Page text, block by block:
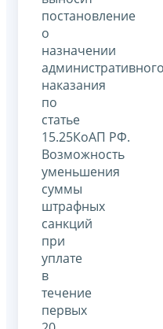
постановление
о
назначении
административного
наказания
по
статье
15.25КоАП РФ.
Возможность
уменьшения
суммы
штрафных
санкций
при
уплате
в
течение
первых